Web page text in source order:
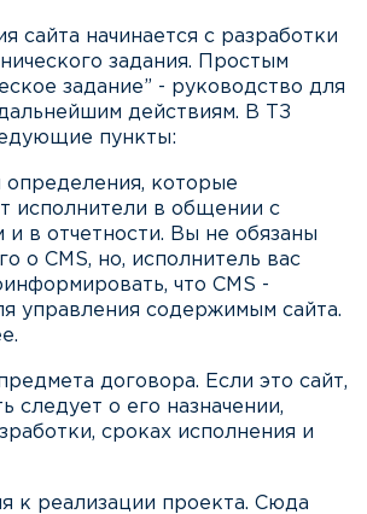
сайта начинается с разработки
задания. Простым
задание” - руководство для
действиям. В ТЗ
пункты:
определения, которые
исполнители в общении с
и в отчетности. Вы не обязаны
о CMS, но, исполнитель вас
что CMS -
управления содержимым сайта.
договора. Если это сайт,
следует о его назначении,
сроках исполнения и
к реализации проекта. Сюда